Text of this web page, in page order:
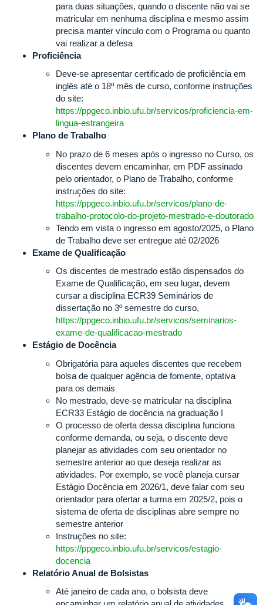
para duas situações, quando o discente não vai se
matricular em nenhuma disciplina e mesmo assim
precisa manter vínculo com o Programa ou quanto
vai realizar a defesa
Proficiência
Deve-se apresentar certificado de proficiência em
inglês até o 18º mês de curso, conforme instruções
do site:
https://ppgeco.inbio.ufu.br/servicos/proficiencia-em-
lingua-estrangeira
Plano de Trabalho
No prazo de 6 meses após o ingresso no Curso, os
discentes devem encaminhar, em PDF assinado
pelo orientador, o Plano de Trabalho, conforme
instruções do site:
https://ppgeco.inbio.ufu.br/servicos/plano-de-
trabalho-protocolo-do-projeto-mestrado-e-doutorado
Tendo em vista o ingresso em agosto/2025, o Plano
de Trabalho deve ser entregue até 02/2026
Exame de Qualificação
Os discentes de mestrado estão dispensados do
Exame de Qualificação, em seu lugar, devem
cursar a disciplina ECR39 Seminários de
dissertação no 3º semestre do curso,
https://ppgeco.inbio.ufu.br/servicos/seminarios-
exame-de-qualificacao-mestrado
Estágio de Docência
Obrigatória para aqueles discentes que recebem
bolsa de qualquer agência de fomente, optativa
para os demais
No mestrado, deve-se matricular na disciplina
ECR33 Estágio de docência na graduação I
O processo de oferta dessa disciplina funciona
conforme demanda, ou seja, o discente deve
planejar as atividades com seu orientador no
semestre anterior ao que deseja realizar as
atividades. Por exemplo, se você planeja cursar
Estágio Docência em 2026/1, deve falar com seu
orientador para ofertar a turma em 2025/2, pois o
sistema de oferta de disciplinas abre sempre no
semestre anterior
Instruções no site:
https://ppgeco.inbio.ufu.br/servicos/estagio-
docencia
Relatório Anual de Bolsistas
Até janeiro de cada ano, o bolsista deve